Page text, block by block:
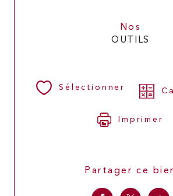
Nos
OUTILS
Sélectionner
Imprimer
Partager ce